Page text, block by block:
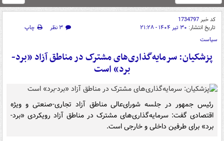
کد خبر1734797
تاریخ انتشار: ۳۰ تیر ۱۴۰۴ - ۲۱:۲۸ ۳ نظر
چاپ
سیاست
پزشکیان: سرمایه‌گذاری‌های مشترک در مناطق آزاد «برد-
برد» است
رئیس جمهور در جلسه شورای‌عالی مناطق آزاد تجاری-صنعتی و ویژه
اقتصادی گفت: سرمایه‌گذاری‌های مشترک در مناطق آزاد رویکردی «برد-
برد» برای طرفین داخلی و خارجی است.